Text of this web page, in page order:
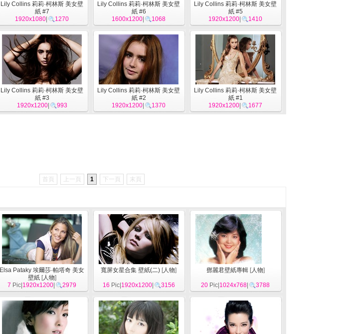
Lily Collins 莉莉·柯林斯 美女壁
紙 #7
1920x1080
1270
Lily Collins 莉莉·柯林斯 美女壁
紙 #6
1600x1200
1068
Lily Collins 莉莉·柯林斯 美女壁
紙 #5
1920x1200
1410
Lily Collins 莉莉·柯林斯 美女壁
紙 #3
1920x1200| 993
Lily Collins 莉莉·柯林斯 美女壁
紙 #2
1920x1200
1370
Lily Collins 莉莉·柯林斯 美女壁
紙 #1
1920x1200
1677
首頁 上一頁 1 下一頁 末頁
Elsa Pataky 埃爾莎·帕塔奇 美女
壁紙[人物]
7 Pic| 1920x1200 2979
寬屏女星合集 壁紙(二) [人物]
16 Pic| 1920x1200| 3156
鄧麗君壁紙專輯[人物]
20 Pic| 1024x768 3788